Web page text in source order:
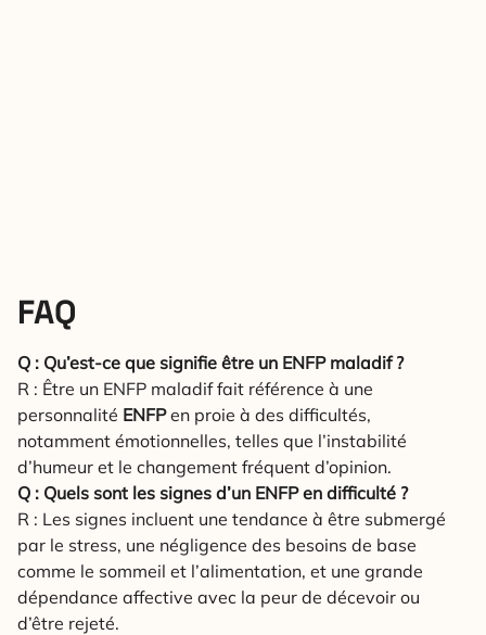
FAQ
Q : Qu’est-ce que signifie être un ENFP maladif ?
R : Être un ENFP maladif fait référence à une
personnalité ENFPen proie à des difficultés,
notamment émotionnelles, telles que l’instabilité
d’humeur et le changement fréquent d’opinion.
Q : Quels sont les signes d’un ENFP en difficulté ?
R : Les signes incluent une tendance à être submergé
par le stress, une négligence des besoins de base
comme le sommeil et l’alimentation, et une grande
dépendance affective avec la peur de décevoir ou
d’être rejeté.